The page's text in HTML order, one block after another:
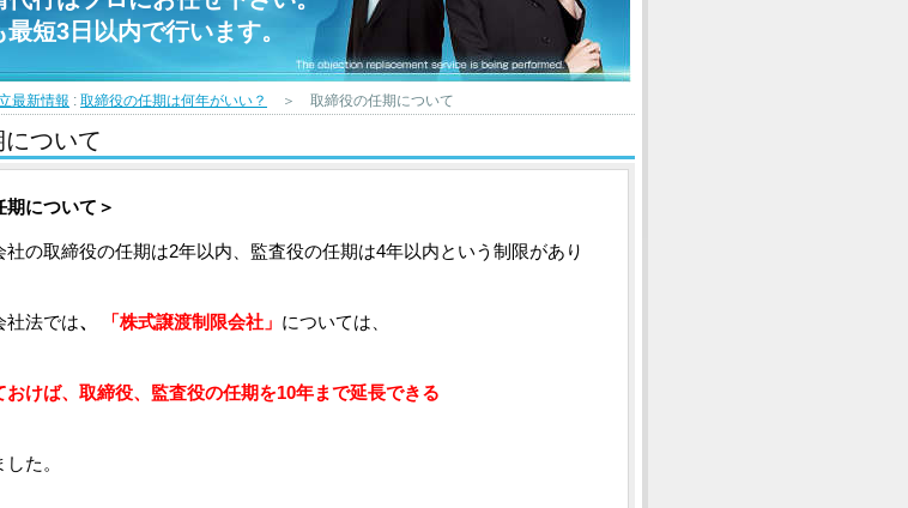
短3日以内で行います。
最新情報 : 取締役の任期は何年がいい？ ＞ 取締役の任期について
ついて
期について＞
社の取締役の任期は2年以内、監査役の任期は4年以内という制限があり
社法では、 「株式譲渡制限会社」 については、
おけば、取締役、監査役の任期を10年まで延長できる
た。